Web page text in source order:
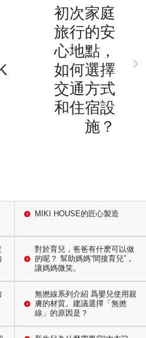
初次家庭
旅行的安
心地點，
如何選擇
交通方式
和住宿設
施？
MIKI HOUSE的匠心製造
對於育兒，爸爸有什麽可以做
的呢？ 幫助媽媽“間接育兒”，
讓媽媽微笑。
無撚線系列介紹 爲嬰兒使用親
膚的材質。建議選擇「無撚
線」的原因是？